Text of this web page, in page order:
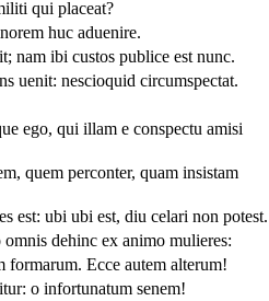
qui placeat?
huc aduenire.
nam ibi custos publice est nunc.
uenit: nescioquid circumspectat.
ego, qui illam e conspectu amisi
quem perconter, quam insistam
est: ubi ubi est, diu celari non potest.
dehinc ex animo mulieres:
formarum. Ecce autem alterum!
o infortunatum senem!